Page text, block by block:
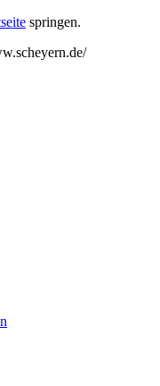
springen.